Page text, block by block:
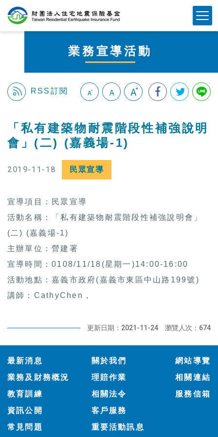
業務宣導活動
RSS訂閱
「私有建築物耐震階段性補強說明
會」(二) (嘉義場-1)
2019-11-18 民眾宣導
宣導項目：民眾宣導
活動名稱：「私有建築物耐震階段性補強說明會」
(二) (嘉義場-1)
主辦單位：營建署
宣導時間：0108/11/18(星期一)14:00-16:00
活動地點：嘉義市政府(嘉義市東區中山路199號)
講師：CathyChen ,
更新日期：2021-11-24 瀏覽人次：674
最新消息
關於我們
業務及財務概況
理賠作業
教育訓練
相關法令
資訊公開
客戶服務
常見問題
重要活動訊息
網站導覽
相關連結
服務信箱